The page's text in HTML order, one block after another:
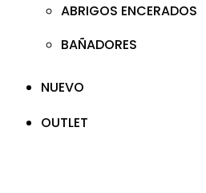
ABRIGOS ENCERADOS
BAÑADORES
NUEVO
OUTLET